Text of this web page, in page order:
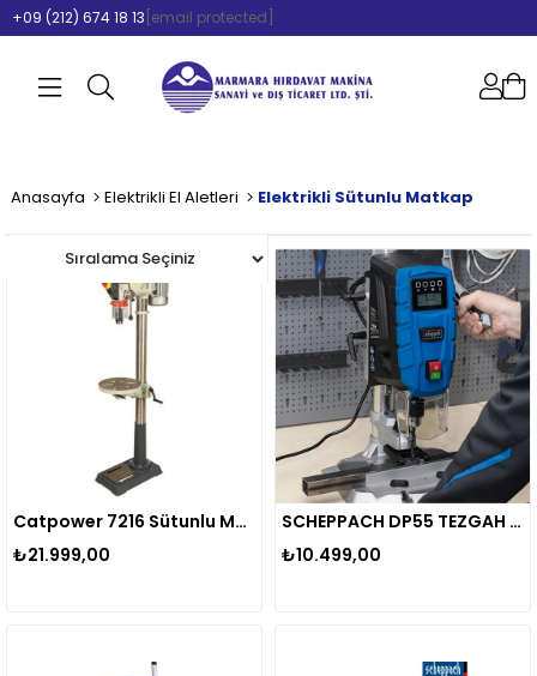
+09 (212) 674 18 13 [email protected]
Anasayfa Elektrikli El Aletleri Elektrikli Sütunlu Matkap
Catpower 7216 Sütunlu Matkap 16 Mm 550w
₺21.999,00
SCHEPPACH DP55 TEZGAH TİPİ SÜTUNLU DİGİTAL MATKAP
₺10.499,00